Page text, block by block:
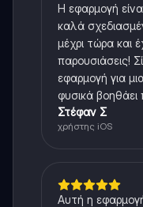
Η εφαρμογή
καλά
μέχρι τώρα και
παρουσιάσεις!
εφαρμογή για
φυσικά
Στέφαν Σ
χρήστης iOS
Αυτή η